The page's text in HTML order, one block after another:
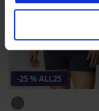
-25 % ALL25